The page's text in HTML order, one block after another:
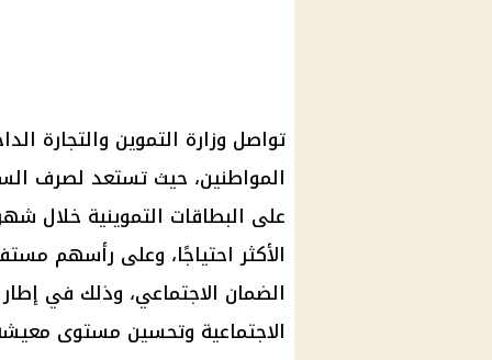
تواصل وزارة التموين والتجارة
المواطنين، حيث تستعد لصرف
على البطاقات التموينية خلال
الأكثر احتياجًا، وعلى رأسهم
الضمان الاجتماعي، وذلك في إطار
الاجتماعية وتحسين مستوى